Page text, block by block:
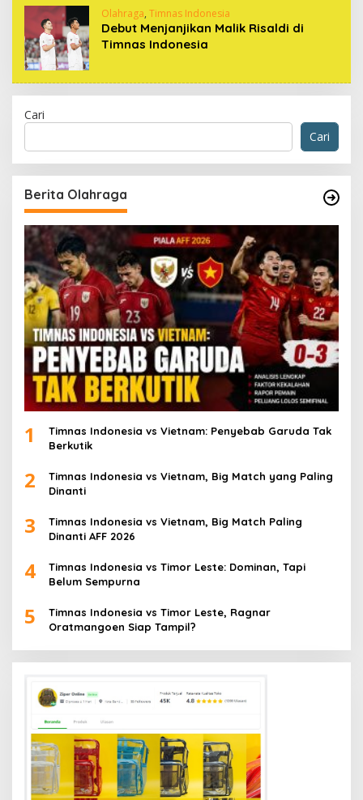
Olahraga, Timnas Indonesia
Debut Menjanjikan Malik Risaldi di
Timnas Indonesia
Cari
Cari
Berita Olahraga
1
Timnas Indonesia vs Vietnam: Penyebab Garuda Tak
Berkutik
2
Timnas Indonesia vs Vietnam, Big Match yang Paling
Dinanti
3
Timnas Indonesia vs Vietnam, Big Match Paling
Dinanti AFF 2026
4
Timnas Indonesia vs Timor Leste: Dominan, Tapi
Belum Sempurna
5
Timnas Indonesia vs Timor Leste, Ragnar
Oratmangoen Siap Tampil?